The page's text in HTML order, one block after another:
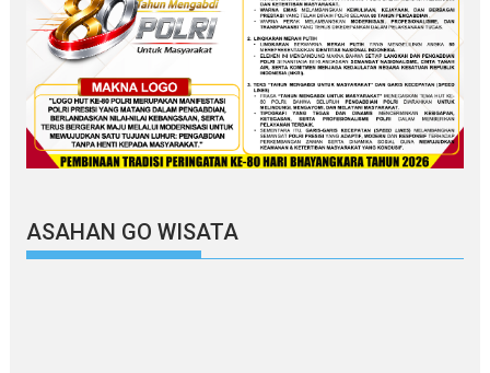
ASAHAN GO WISATA